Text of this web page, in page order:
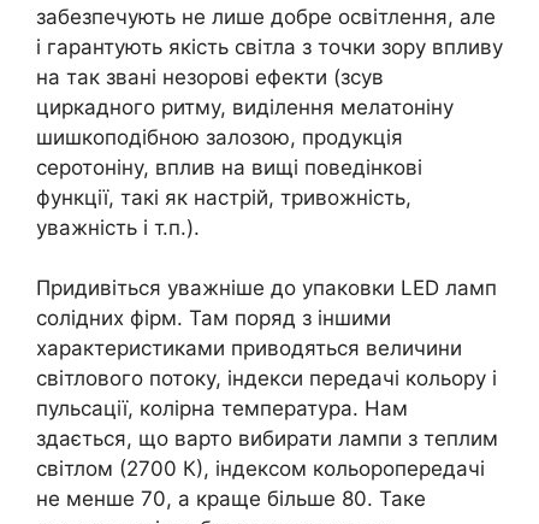
забезпечують не лише добре освітлення, але
і гарантують якість світла з точки зору впливу
на так звані незорові ефекти (зсув
циркадного ритму, виділення мелатоніну
шишкоподібною залозою, продукція
серотоніну, вплив на вищі поведінкові
функції, такі як настрій, тривожність,
уважність і т.п.).
Придивіться уважніше до упаковки LED ламп
солідних фірм. Там поряд з іншими
характеристиками приводяться величини
світлового потоку, індекси передачі кольору і
пульсації, колірна температура. Нам
здається, що варто вибирати лампи з теплим
світлом (2700 К), індексом кольоропередачі
не менше 70, а краще більше 80. Таке